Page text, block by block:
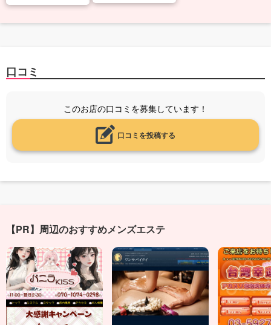
口コミ
このお店の口コミを募集しています！
口コミを投稿する
【PR】周辺のおすすめメンズエステ